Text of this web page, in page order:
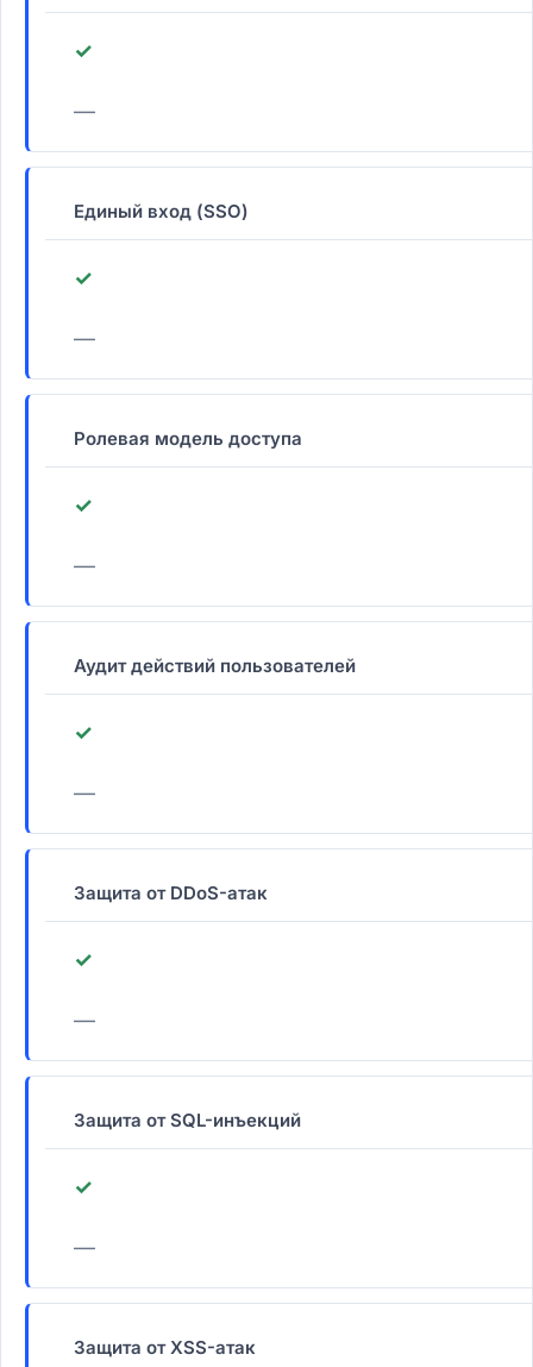
✓
—
Единый вход (SSO)
✓
—
Ролевая модель доступа
✓
—
Аудит действий пользователей
✓
—
Защита от DDoS-атак
✓
—
Защита от SQL-инъекций
✓
—
Защита от XSS-атак